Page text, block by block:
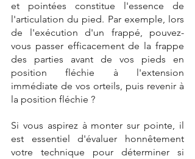
et pointées constitue l'essence de
l'articulation du pied. Par exemple, lors
de l'exécution d'un frappé, pouvez-
vous passer efficacement de la frappe
des parties avant de vos pieds en
position fléchie à l'extension
immédiate de vos orteils, puis revenir à
la position fléchie ?
Si vous aspirez à monter sur pointe, il
est essentiel d'évaluer honnêtement
votre technique pour déterminer si